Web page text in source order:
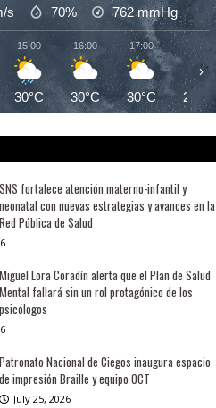
s 70% 762mmHg
15:00
30°C
16:00
30°C
17:00
30°C
18:00
29°C
›
SNS fortalece atención materno-infantil y
neonatal con nuevas estrategias y avances en la
Red Pública de Salud
Miguel Lora Coradín alerta que el Plan de Salud
Mental fallará sin un rol protagónico de los
psicólogos
Patronato Nacional de Ciegos inaugura espacio
de impresión Braille y equipo OCT
July 25, 2026